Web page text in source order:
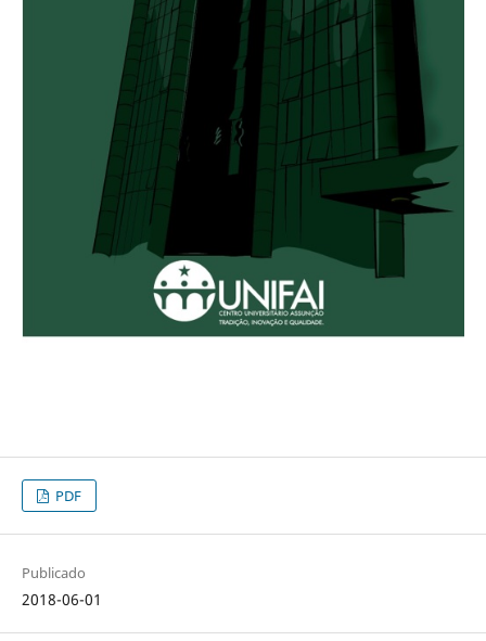
PDF
Publicado
2018-06-01